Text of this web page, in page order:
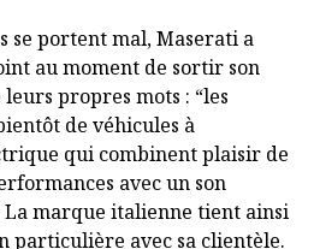
se portent mal, Maserati a
au moment de sortir son
propres mots : “les
de véhicules à
qui combinent plaisir de
avec un son
marque italienne tient ainsi
particulière avec sa clientèle.